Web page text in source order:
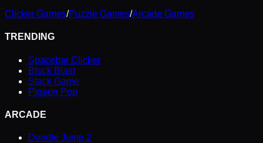
Clicker Games/Puzzle Games/Arcade Games
TRENDING
Spacebar Clicker
Block Blast
Stack Game
Pigeon Pop
ARCADE
Doodle Jump 2